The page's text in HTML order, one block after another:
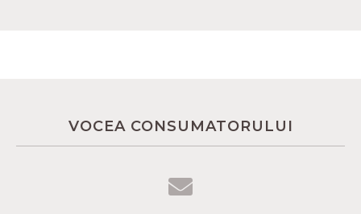
VOCEA CONSUMATORULUI